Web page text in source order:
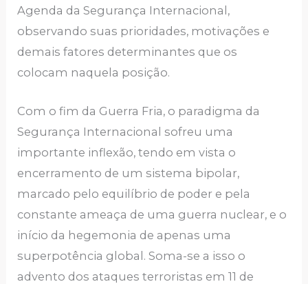
Agenda da Segurança Internacional,
observando suas prioridades, motivações e
demais fatores determinantes que os
colocam naquela posição.
Com o fim da Guerra Fria, o paradigma da
Segurança Internacional sofreu uma
importante inflexão, tendo em vista o
encerramento de um sistema bipolar,
marcado pelo equilíbrio de poder e pela
constante ameaça de uma guerra nuclear, e o
início da hegemonia de apenas uma
superpotência global. Soma-se a isso o
advento dos ataques terroristas em 11 de